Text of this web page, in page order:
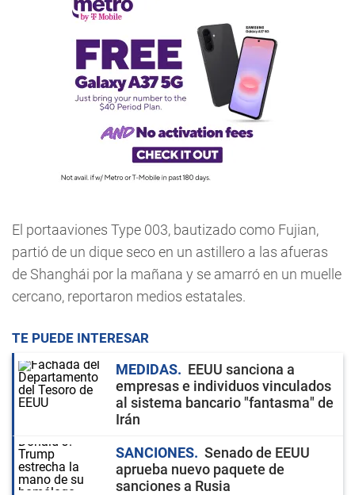
El portaaviones Type 003, bautizado como Fujian,
partió de un dique seco en un astillero a las afueras
de Shanghái por la mañana y se amarró en un muelle
cercano, reportaron medios estatales.
TE PUEDE INTERESAR
MEDIDAS
EEUU sanciona a
empresas e individuos vinculados
al sistema bancario "fantasma" de
Irán
SANCIONES
Senado de EEUU
aprueba nuevo paquete de
sanciones a Rusia